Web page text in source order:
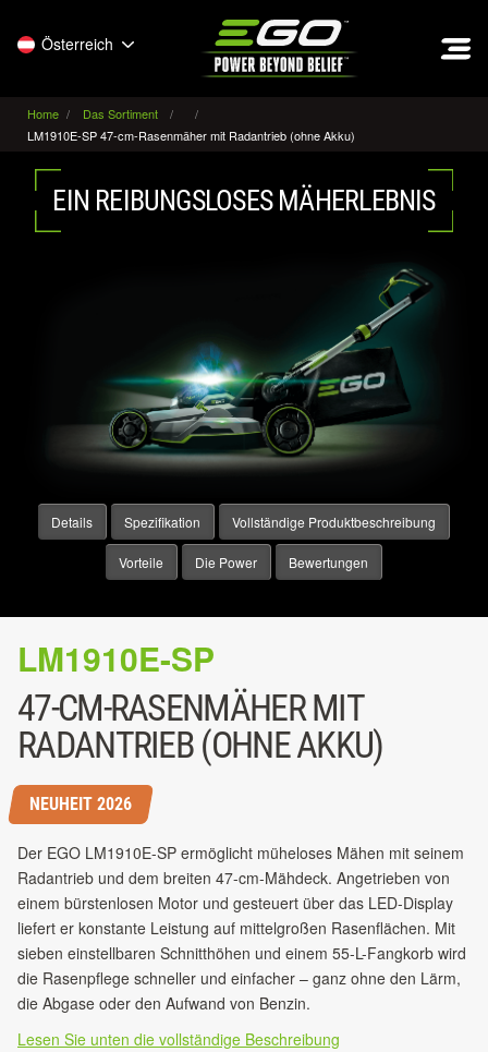
Österreich
Home
Das Sortiment
LM1910E-SP 47-cm-Rasenmäher mit Radantrieb (ohne Akku)
EIN REIBUNGSLOSES MÄHERLEBNIS
Details Spezifikation Vollständige Produktbeschreibung
Vorteile Die Power Bewertungen
LM1910E-SP
47-CM-RASENMÄHER MIT
RADANTRIEB (OHNE AKKU)
NEUHEIT 2026
Der EGO LM1910E-SP ermöglicht müheloses Mähen mit seinem
Radantrieb und dem breiten 47-cm-Mähdeck. Angetrieben von
einem bürstenlosen Motor und gesteuert über das LED-Display
liefert er konstante Leistung auf mittelgroßen Rasenflächen. Mit
sieben einstellbaren Schnitthöhen und einem 55-L-Fangkorb wird
die Rasenpflege schneller und einfacher – ganz ohne den Lärm,
die Abgase oder den Aufwand von Benzin.
Lesen Sie unten die vollständige Beschreibung